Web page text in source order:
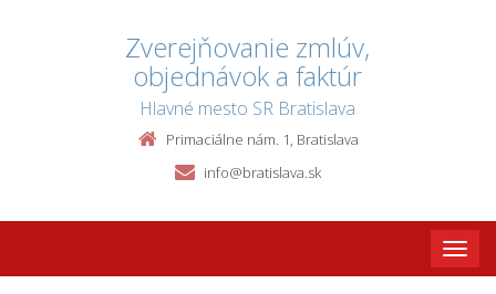
Zverejňovanie zmlúv,
objednávok a faktúr
Hlavné mesto SR Bratislava
Primaciálne nám. 1, Bratislava
info@bratislava.sk
Toggle